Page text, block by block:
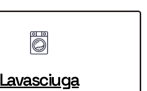
Lavasciuga